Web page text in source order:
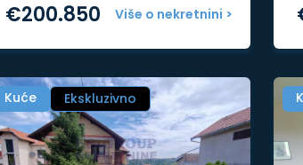
Više o nekretnini >
€200.850
Kuće Ekskluzivno